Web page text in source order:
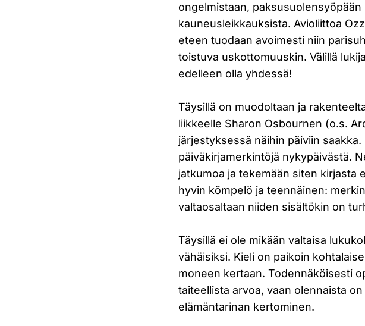
ongelmistaan,
kauneusleikkauksista. Avioliittoa
eteen tuodaan avoimesti niin
toistuva uskottomuuskin. Välillä
edelleen olla yhdessä!
Täysillä on muodoltaan ja
liikkeelle Sharon Osbournen (o.s.
järjestyksessä näihin päiviin
päiväkirjamerkintöjä nykypäivästä.
jatkumoa ja tekemään siten kirjasta
hyvin kömpelö ja teennäinen:
valtaosaltaan niiden sisältökin on
Täysillä ei ole mikään valtaisa
vähäisiksi. Kieli on paikoin
moneen kertaan. Todennäköisesti
taiteellista arvoa, vaan olennaista
elämäntarinan kertominen.